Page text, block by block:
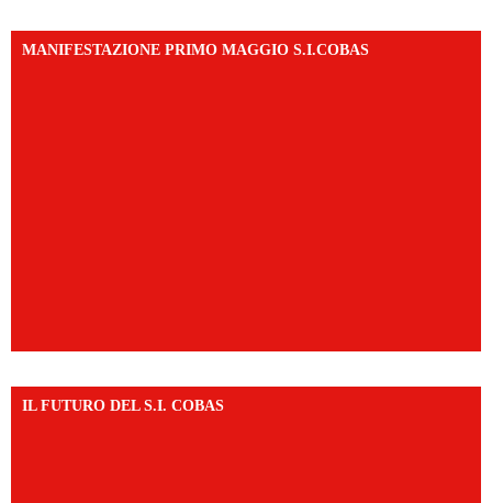
MANIFESTAZIONE PRIMO MAGGIO S.I.COBAS
IL FUTURO DEL S.I. COBAS